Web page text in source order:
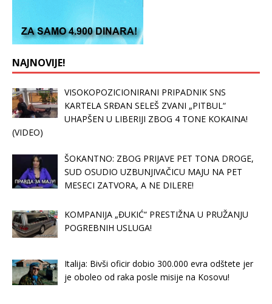
NAJNOVIJE!
VISOKOPOZICIONIRANI PRIPADNIK SNS
KARTELA SRĐAN SELEŠ ZVANI „PITBUL“
UHAPŠEN U LIBERIJI ZBOG 4 TONE KOKAINA!
(VIDEO)
ŠOKANTNO: ZBOG PRIJAVE PET TONA DROGE,
SUD OSUDIO UZBUNJIVAČICU MAJU NA PET
MESECI ZATVORA, A NE DILERE!
KOMPANIJA „ĐUKIĆ“ PRESTIŽNA U PRUŽANJU
POGREBNIH USLUGA!
Italija: Bivši oficir dobio 300.000 evra odštete jer
je oboleo od raka posle misije na Kosovu!